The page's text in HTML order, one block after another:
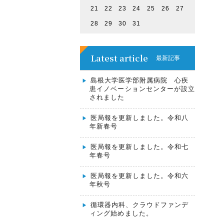
21 22 23 24 25 26 27
28 29 30 31
Latest article 最新記事
島根大学医学部附属病院 心疾
患イノベーションセンターが設立
されました
医局報を更新しました。令和八
年新春号
医局報を更新しました。令和七
年春号
医局報を更新しました。令和六
年秋号
循環器内科、クラウドファンデ
ィング始めました。